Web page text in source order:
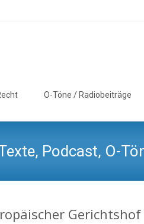
O-Töne / Radiobeiträge
Podcast, O-